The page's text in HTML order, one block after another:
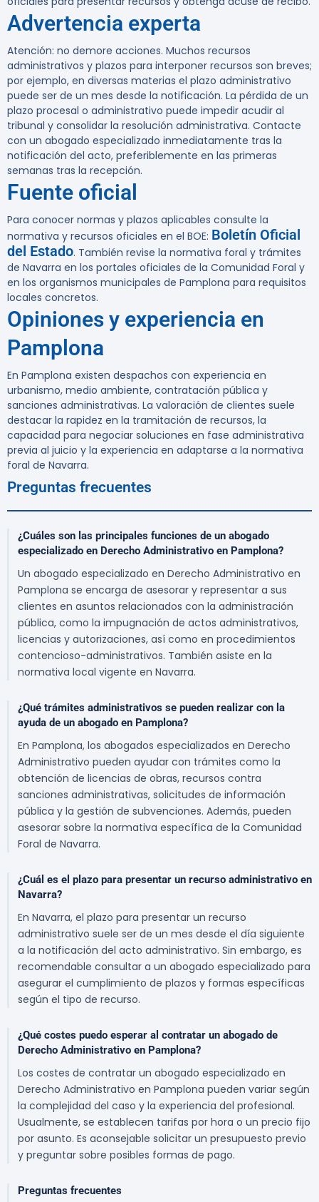
Advertencia experta
Atención: no demore acciones. Muchos recursos
administrativos y plazos para interponer recursos son breves;
por ejemplo, en diversas materias el plazo administrativo
puede ser de un mes desde la notificación. La pérdida de un
plazo procesal o administrativo puede impedir acudir al
tribunal y consolidar la resolución administrativa. Contacte
con un abogado especializado inmediatamente tras la
notificación del acto, preferiblemente en las primeras
semanas tras la recepción.
Fuente oficial
Para conocer normas y plazos aplicables consulte la
normativa y recursos oficiales en el BOE: Boletín Oficial
del Estado. También revise la normativa foral y trámites
de Navarra en los portales oficiales de la Comunidad Foral y
en los organismos municipales de Pamplona para requisitos
locales concretos.
Opiniones y experiencia en
Pamplona
En Pamplona existen despachos con experiencia en
urbanismo, medio ambiente, contratación pública y
sanciones administrativas. La valoración de clientes suele
destacar la rapidez en la tramitación de recursos, la
capacidad para negociar soluciones en fase administrativa
previa al juicio y la experiencia en adaptarse a la normativa
foral de Navarra.
Preguntas frecuentes
¿Cuáles son las principales funciones de un abogado
especializado en Derecho Administrativo en Pamplona?
Un abogado especializado en Derecho Administrativo en
Pamplona se encarga de asesorar y representar a sus
clientes en asuntos relacionados con la administración
pública, como la impugnación de actos administrativos,
licencias y autorizaciones, así como en procedimientos
contencioso-administrativos. También asiste en la
normativa local vigente en Navarra.
¿Qué trámites administrativos se pueden realizar con la
ayuda de un abogado en Pamplona?
En Pamplona, los abogados especializados en Derecho
Administrativo pueden ayudar con trámites como la
obtención de licencias de obras, recursos contra
sanciones administrativas, solicitudes de información
pública y la gestión de subvenciones. Además, pueden
asesorar sobre la normativa específica de la Comunidad
Foral de Navarra.
¿Cuál es el plazo para presentar un recurso administrativo en
Navarra?
En Navarra, el plazo para presentar un recurso
administrativo suele ser de un mes desde el día siguiente
a la notificación del acto administrativo. Sin embargo, es
recomendable consultar a un abogado especializado para
asegurar el cumplimiento de plazos y formas específicas
según el tipo de recurso.
¿Qué costes puedo esperar al contratar un abogado de
Derecho Administrativo en Pamplona?
Los costes de contratar un abogado especializado en
Derecho Administrativo en Pamplona pueden variar según
la complejidad del caso y la experiencia del profesional.
Usualmente, se establecen tarifas por hora o un precio fijo
por asunto. Es aconsejable solicitar un presupuesto previo
y preguntar sobre posibles formas de pago.
Preguntas frecuentes